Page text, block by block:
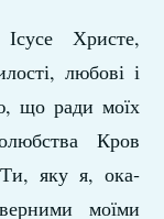
Христе,
любові і
що ради моїх
Кров
Ти, яку я, ока­
моїми